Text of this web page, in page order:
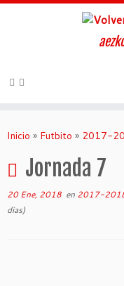
Inicio » Futbito » 2017-
Jornada 7
20 Ene, 2018 en 2017-
dias)